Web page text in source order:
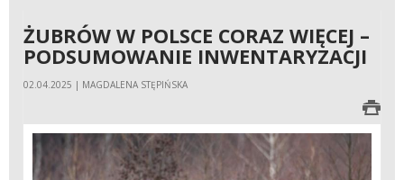
ŻUBRÓW W POLSCE CORAZ WIĘCEJ –
PODSUMOWANIE INWENTARYZACJI
02.04.2025 | MAGDALENA STĘPIŃSKA